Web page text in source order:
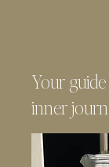
Your
inner